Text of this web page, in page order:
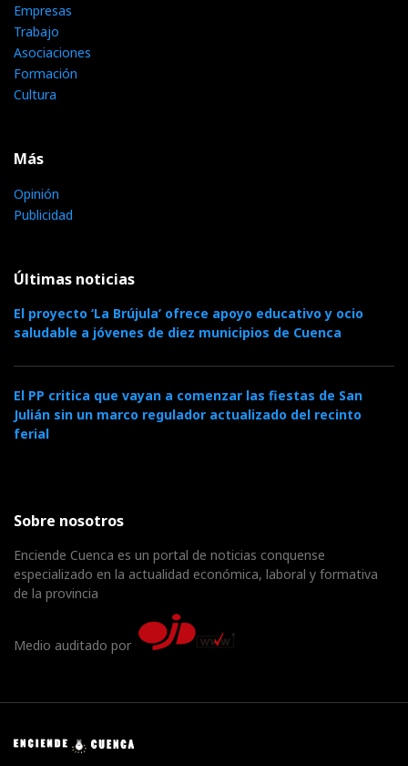
Empresas
Trabajo
Asociaciones
Formación
Cultura
Más
Opinión
Publicidad
Últimas noticias
El proyecto ‘La Brújula’ ofrece apoyo educativo y ocio
saludable a jóvenes de diez municipios de Cuenca
El PP critica que vayan a comenzar las fiestas de San
Julián sin un marco regulador actualizado del recinto
ferial
Sobre nosotros
Enciende Cuenca es un portal de noticias conquense
especializado en la actualidad económica, laboral y formativa
de la provincia
Medio auditado por